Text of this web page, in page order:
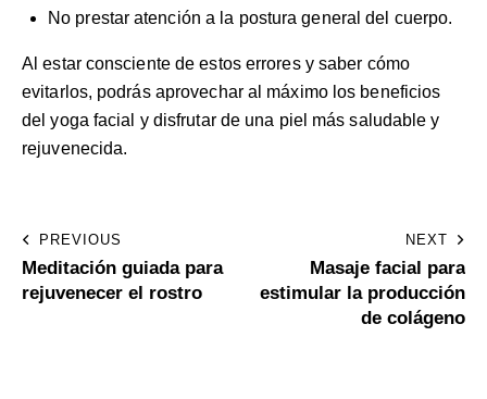
No prestar atención a la postura general del cuerpo.
Al estar consciente de estos errores y saber cómo
evitarlos, podrás aprovechar al máximo los beneficios
del yoga facial y disfrutar de una piel más saludable y
rejuvenecida.
PREVIOUS
Meditación guiada para
rejuvenecer el rostro
NEXT
Masaje facial para
estimular la producción
de colágeno